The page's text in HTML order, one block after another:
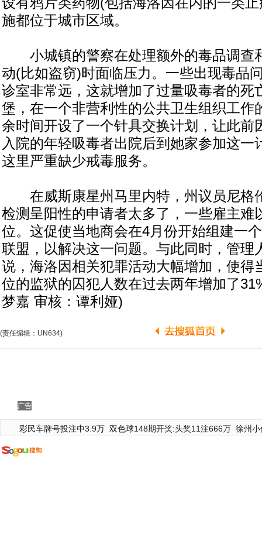
施都位于城市区域。
小城镇的警察在处理额外的毒品调查
动(比如盗窃)时面临压力。一些出现毒品
诊室非常远，这就增加了过量吸毒者的死
堡，在一个非营利性的公共卫生组织工作
余时间开设了一个针具交换计划，让此前
入院的年轻吸毒者出院后到她家参加这一
这里严重缺少戒毒服务。
在威斯康星州马里内特，州议员尼格
检测呈阳性的申请者太多了，一些雇主难
位。这促使当地商会在4月份开始组建一
联盟，以解决这一问题。与此同时，管理
说，海洛因相关犯罪活动大幅增加，使得
位的监狱的囚犯人数在过去两年增加了
梦嘉 审核：谭利娅)
(责任编辑：UN634)
广告
彩民车牌号投注中3.9万 双色球148期开奖:头奖11注666万 徐州